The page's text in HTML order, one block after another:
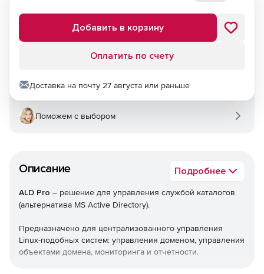
Описание Подробнее
ALD Pro – решение для управления службой каталогов
(альтернатива MS Active Directory).
Предназначено для централизованного управления
Linux-подобных систем: управления доменом, управления
объектами домена, мониторинга и отчетности.
Добавить в корзину
Оплатить по счету
Доставка на почту 27 августа или раньше
Поможем с выбором